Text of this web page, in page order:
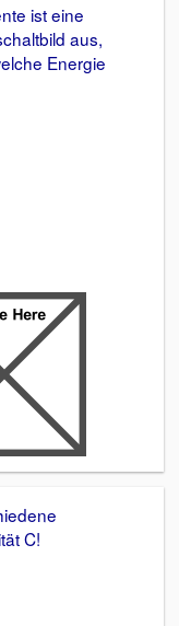
ist eine
aus,
Energie
C!